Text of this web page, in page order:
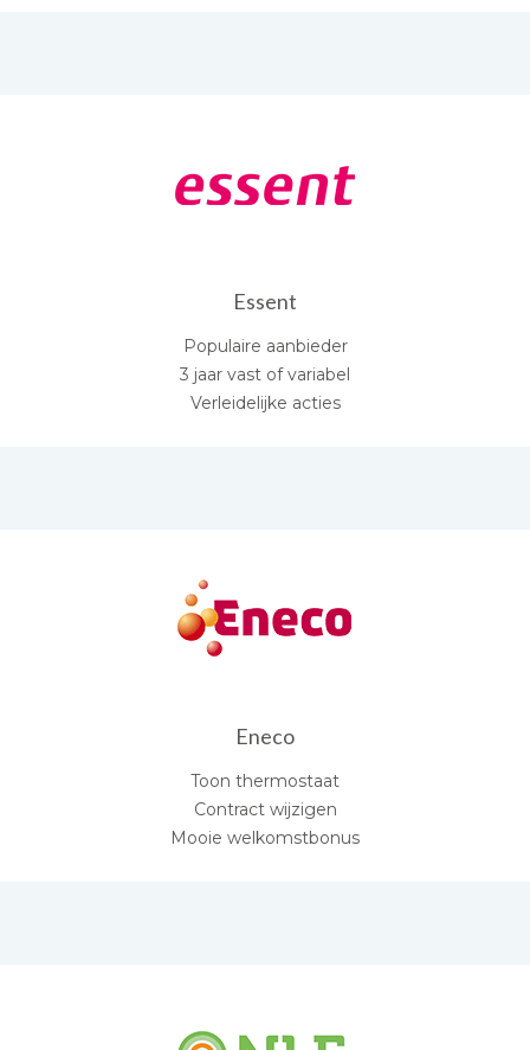
Essent
Populaire aanbieder
3 jaar vast of variabel
Verleidelijke acties
Eneco
Toon thermostaat
Contract wijzigen
Mooie welkomstbonus